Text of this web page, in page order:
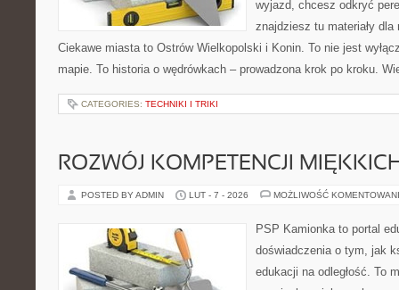
wyjazd, chcesz odkryć
znajdziesz tu materiały
Ciekawe miasta to Ostrów Wielkopolski i Konin. To nie jest
mapie. To historia o wędrówkach – prowadzona krok po kroku.
CATEGORIES: TECHNIKI I TRIKI
ROZWÓJ KOMPETENCJI
POSTED BY ADMIN LUT - 7 - 2026 MOŻLIWOŚĆ
PSP Kamionka to portal
doświadczenia o tym, jak
edukacji na odległość. To